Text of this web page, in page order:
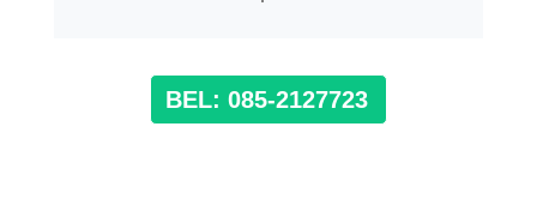
BEL: 085-2127723